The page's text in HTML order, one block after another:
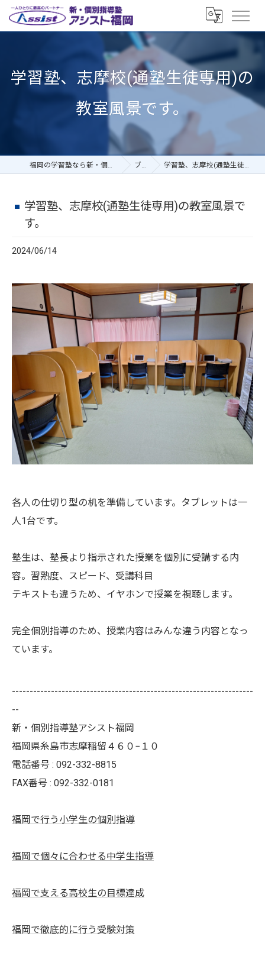
学習塾、志摩校(通塾生徒専用)の
教室風景です。
福岡の学習塾なら新・個別指導塾アシスト福岡 ブログ 学習塾、志摩校(通塾生徒専用)の教室風景です。
学習塾、志摩校(通塾生徒専用)の教室風景で
す。
2024/06/14
各人の仕切り型の机を準備しています。タブレットは一
人1台です。
塾生は、塾長より指示された授業を個別に受講する内
容。習熟度、スピード、受講科目
テキストも違うため、イヤホンで授業を視聴します。
完全個別指導のため、授業内容はみんな違う内容となっ
ています。
--------------------------------------------------------------------
--
新・個別指導塾アシスト福岡
福岡県糸島市志摩稲留４６０−１０
電話番号 : 092-332-8815
FAX番号 : 092-332-0181
福岡で行う小学生の個別指導
福岡で個々に合わせる中学生指導
福岡で支える高校生の目標達成
福岡で徹底的に行う受験対策